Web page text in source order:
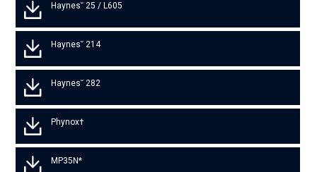
Haynes˘ 25 / L605
Haynes˘ 214
Haynes˘ 282
Phynox†
MP35N*